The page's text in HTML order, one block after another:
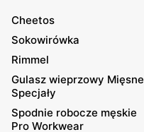
Cheetos
Sokowirówka
Rimmel
Gulasz wieprzowy Mięsne
Specjały
Spodnie robocze męskie
Pro Workwear